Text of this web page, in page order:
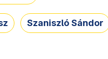
Szaniszló Sándor